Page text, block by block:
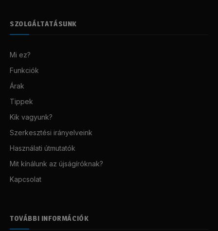
SZOLGÁLTATÁSUNK
Mi ez?
Funkciók
Árak
Tippek
Kik vagyunk?
Szerkesztési irányelveink
Használati útmutatók
Mit kínálunk az újságíróknak?
Kapcsolat
TOVÁBBI INFORMÁCIÓK